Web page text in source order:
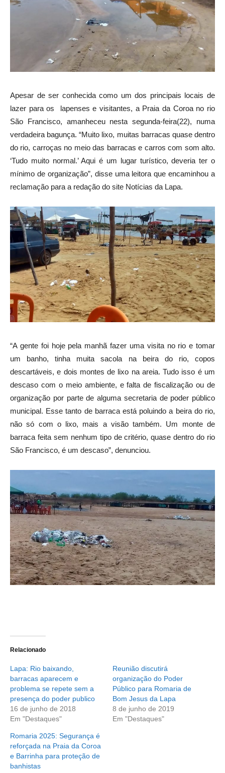
Apesar de ser conhecida como um dos principais locais de
lazer para os lapenses e visitantes, a Praia da Coroa no rio
São Francisco, amanheceu nesta segunda-feira(22), numa
verdadeira bagunça. “Muito lixo, muitas barracas quase dentro
do rio, carroças no meio das barracas e carros com som alto.
‘Tudo muito normal.’ Aqui é um lugar turístico, deveria ter o
mínimo de organização”, disse uma leitora que encaminhou a
reclamação para a redação do site Notícias da Lapa.
“A gente foi hoje pela manhã fazer uma visita no rio e tomar
um banho, tinha muita sacola na beira do rio, copos
descartáveis, e dois montes de lixo na areia. Tudo isso é um
descaso com o meio ambiente, e falta de fiscalização ou de
organização por parte de alguma secretaria de poder público
municipal. Esse tanto de barraca está poluindo a beira do rio,
não só com o lixo, mais a visão também. Um monte de
barraca feita sem nenhum tipo de critério, quase dentro do rio
São Francisco, é um descaso”, denunciou.
Relacionado
Lapa: Rio baixando,
barracas aparecem e
problema se repete sem a
presença do poder publico
16 de junho de 2018
Em "Destaques"
Reunião discutirá
organização do Poder
Público para Romaria de
Bom Jesus da Lapa
8 de junho de 2019
Em "Destaques"
Romaria 2025: Segurança é
reforçada na Praia da Coroa
e Barrinha para proteção de
banhistas